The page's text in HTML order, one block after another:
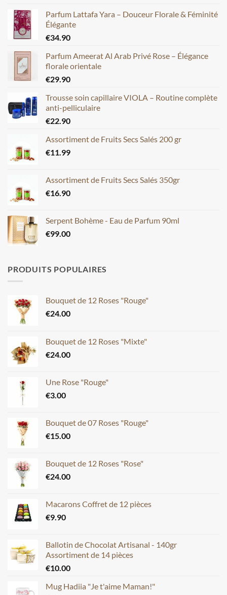
Parfum Lattafa Yara – Douceur Florale & Féminité
Élégante
€34.90
Parfum Ameerat Al Arab Privé Rose – Élégance
florale orientale
€29.90
Trousse soin capillaire VIOLA – Routine complète
anti-pelliculaire
€22.90
Assortiment de Fruits Secs Salés 200 gr
€11.99
Assortiment de Fruits Secs Salés 350gr
€16.90
Serpent Bohème - Eau de Parfum 90ml
€99.00
PRODUITS POPULAIRES
Bouquet de 12 Roses "Rouge"
€24.00
Bouquet de 12 Roses "Mixte"
€24.00
Une Rose "Rouge"
€3.00
Bouquet de 07 Roses "Rouge"
€15.00
Bouquet de 12 Roses "Rose"
€24.00
Macarons Coffret de 12 pièces
€9.90
Ballotin de Chocolat Artisanal - 140gr
Assortiment de 14 pièces
€10.00
Mug Hadiia "Je t'aime Maman!"